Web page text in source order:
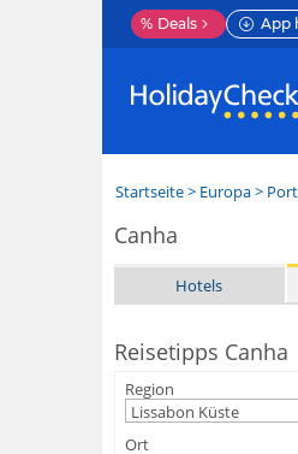
% Deals App
Startseite> Europa>
Canha
Hotels
Reisetipps Canha
Region
Ort